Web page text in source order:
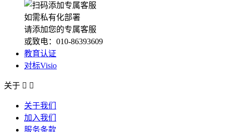
如需私有化部署
请添加您的专属客服
或致电：010-86393609
教育认证
对标Visio
关于  
关于我们
加入我们
服务条款